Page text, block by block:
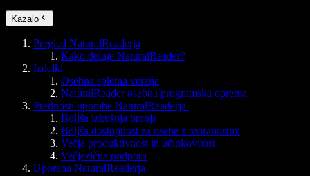
Kazalo
Pregled NaturalReaderja
Kako deluje NaturalReader?
Izdelki
Osebna spletna verzija
NaturalReader osebna programska oprema
Prednosti uporabe NaturalReaderja
Boljša izkušnja branja
Boljša dostopnost za osebe z oviranostmi
Večja produktivnost in učinkovitost
Večjezična podpora
Uporaba NaturalReaderja